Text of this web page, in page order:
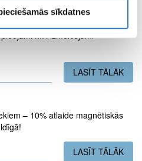
sīkdatnes
MR izmeklējumi
LASĪT TĀLĀK
– 10% atlaide magnētiskās
LASĪT TĀLĀK